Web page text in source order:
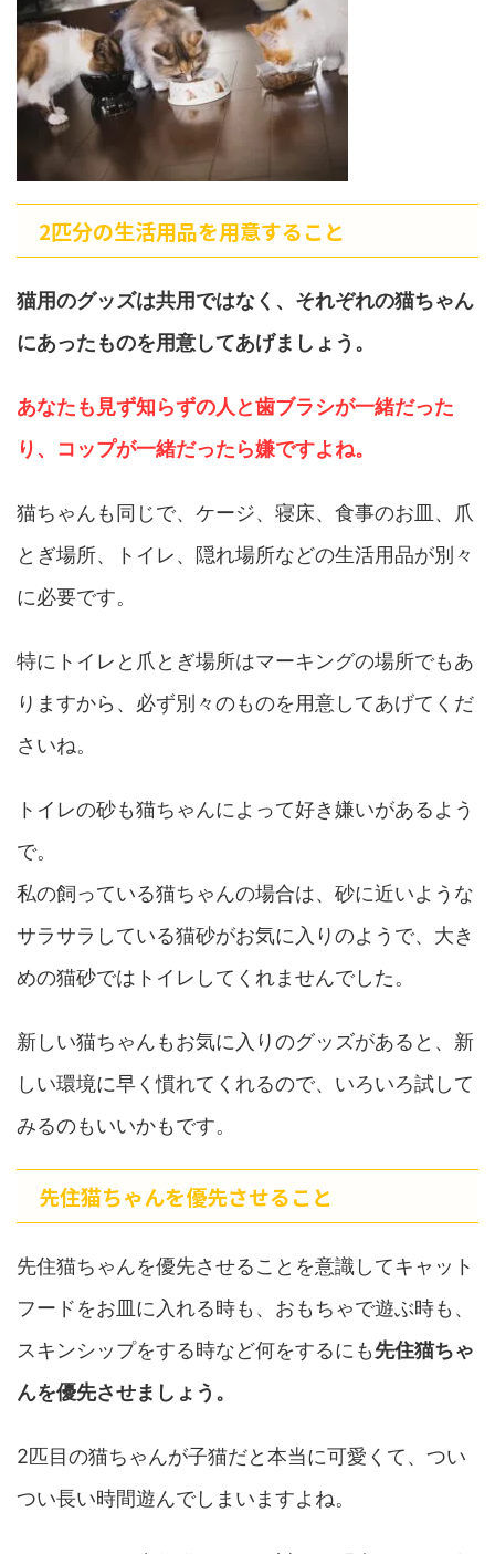
2匹分の生活用品を用意すること
猫用のグッズは共用ではなく、それぞれの猫ちゃん
にあったものを用意してあげましょう。
あなたも見ず知らずの人と歯ブラシが一緒だった
り、コップが一緒だったら嫌ですよね。
猫ちゃんも同じで、ケージ、寝床、食事のお皿、爪
とぎ場所、トイレ、隠れ場所などの生活用品が別々
に必要です。
特にトイレと爪とぎ場所はマーキングの場所でもあ
りますから、必ず別々のものを用意してあげてくだ
さいね。
トイレの砂も猫ちゃんによって好き嫌いがあるよう
で。
私の飼っている猫ちゃんの場合は、砂に近いような
サラサラしている猫砂がお気に入りのようで、大き
めの猫砂ではトイレしてくれませんでした。
新しい猫ちゃんもお気に入りのグッズがあると、新
しい環境に早く慣れてくれるので、いろいろ試して
みるのもいいかもです。
先住猫ちゃんを優先させること
先住猫ちゃんを優先させることを意識してキャット
フードをお皿に入れる時も、おもちゃで遊ぶ時も、
スキンシップをする時など何をするにも先住猫ちゃ
んを優先させましょう。
2匹目の猫ちゃんが子猫だと本当に可愛くて、つい
つい長い時間遊んでしまいますよね。